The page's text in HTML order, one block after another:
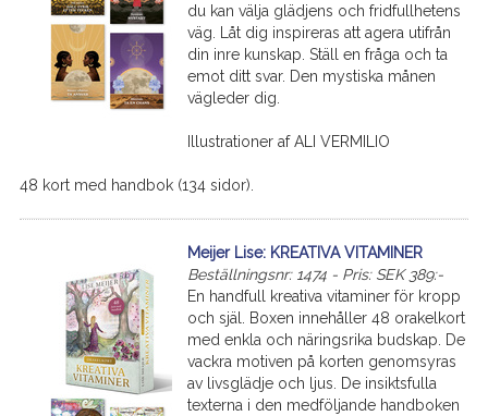
du kan välja glädjens och fridfullhetens
väg. Låt dig inspireras att agera utifrån
din inre kunskap. Ställ en fråga och ta
emot ditt svar. Den mystiska månen
vägleder dig.
Illustrationer af ALI VERMILIO
48 kort med handbok (134 sidor).
Meijer Lise: KREATIVA VITAMINER
Beställningsnr: 1474 - Pris: SEK 389:-
En handfull kreativa vitaminer för kropp
och själ. Boxen innehåller 48 orakelkort
med enkla och näringsrika budskap. De
vackra motiven på korten genomsyras
av livsglädje och ljus. De insiktsfulla
texterna i den medföljande handboken